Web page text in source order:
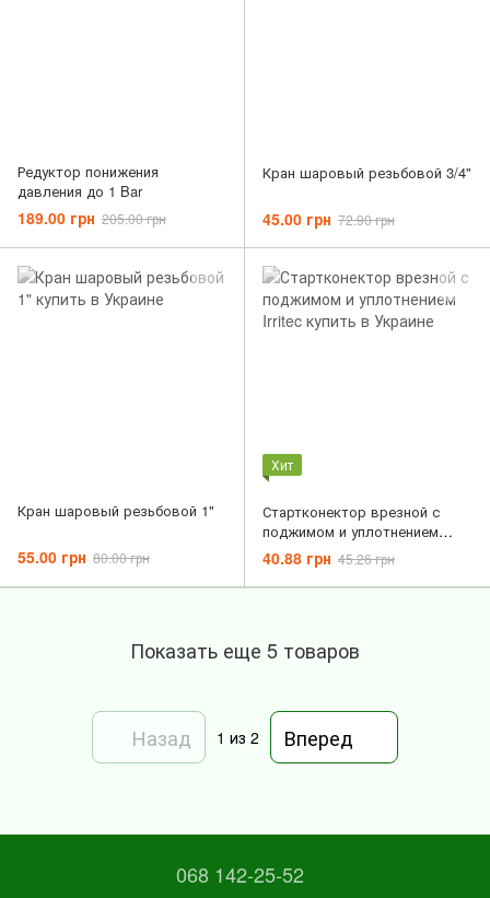
Редуктор понижения
давления до 1 Bar
189.00 грн 205.00 грн
Кран шаровый резьбовой 3/4"
45.00 грн 72.90 грн
Кран шаровый резьбовой 1"
55.00 грн 80.00 грн
Хит
Стартконектор врезной с
поджимом и уплотнением
Irritec
40.88 грн 45.26 грн
Показать еще 5 товаров
Назад 1 из 2 Вперед
068 142-25-52